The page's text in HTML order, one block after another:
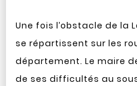
Une fois l’obstacle de la
se répartissent sur les
département. Le maire
de ses difficultés au